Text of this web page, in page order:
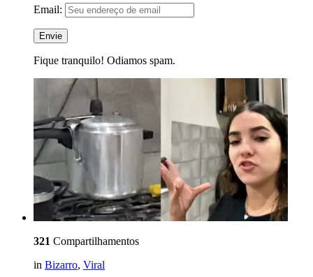
Email:
Fique tranquilo! Odiamos spam.
321 Compartilhamentos
in Bizarro, Viral